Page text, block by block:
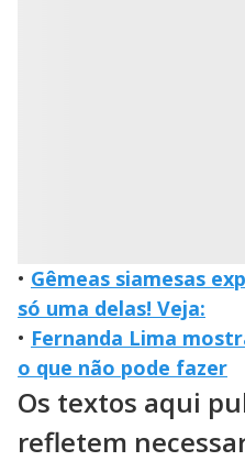
• Gêmeas siamesas
só uma delas! Veja:
• Fernanda Lima
o que não pode fazer
Os textos aqui
refletem